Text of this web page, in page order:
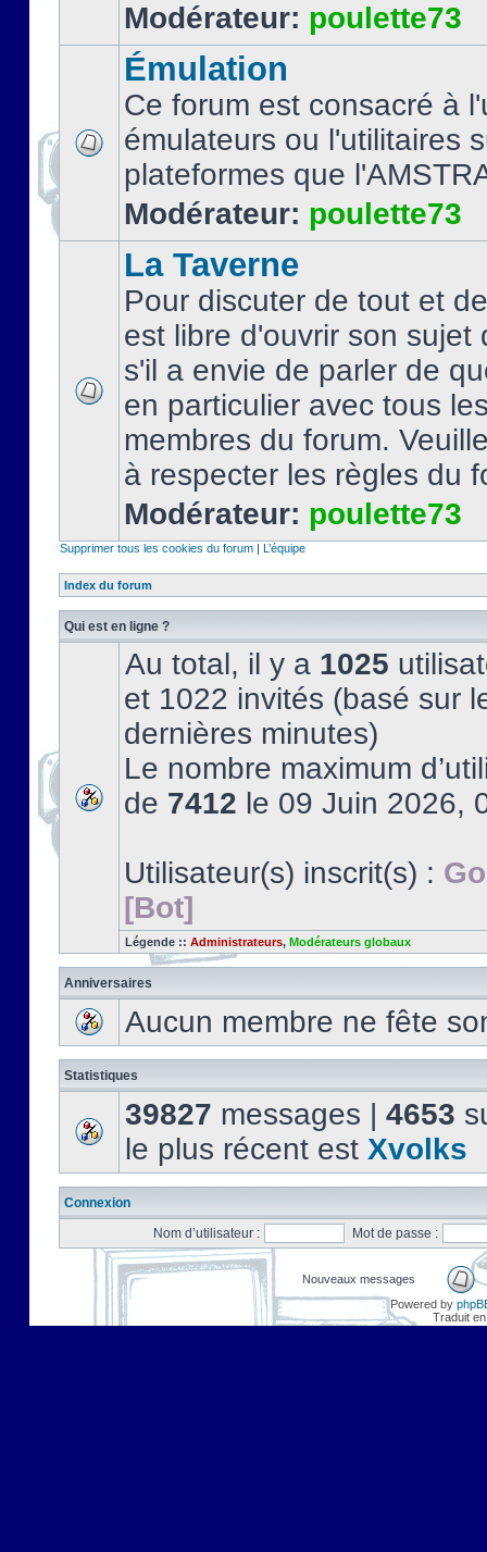
Modérateur: poulette73
Émulation
Ce forum est consacré à
émulateurs ou l'utilitaires
plateformes que
Modérateur: poulette73
La Taverne
Pour discuter de tout et
est libre d'ouvrir son sujet
s'il a envie de parler de
en particulier avec tous
membres du forum.
à respecter les règles du
Modérateur: poulette73
Supprimer tous les cookies du forum | L’équipe
Index du forum
Qui est en ligne ?
Au total, il y a 1025
et 1022 invités (basé sur
dernières minutes)
Le nombre maximum
de 7412 le 09 Juin 2026,
Utilisateur(s) inscrit(s) :
[Bot]
Légende :: Administrateurs, Modérateurs globaux
Anniversaires
Aucun membre ne fête
Statistiques
39827 messages | 4653
le plus récent est Xvolks
Connexion
Nom d’utilisateur :
Mot de passe :
Nouveaux messages
Powered by
Traduit